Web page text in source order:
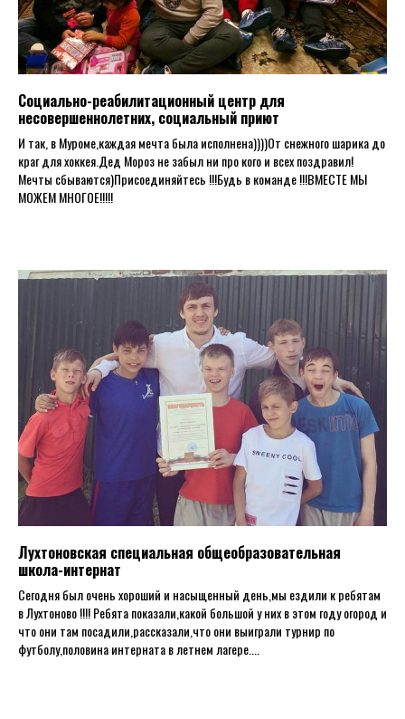
Социально-реабилитационный центр для
несовершеннолетних, социальный приют
И так, в Муроме,каждая мечта была исполнена))))От снежного шарика до
краг для хоккея.Дед Мороз не забыл ни про кого и всех поздравил!
Мечты сбываются)Присоединяйтесь !!!Будь в команде !!!ВМЕСТЕ МЫ
МОЖЕМ МНОГОЕ!!!!!
Лухтоновская специальная общеобразовательная
школа-интернат
Сегодня был очень хороший и насыщенный день,мы ездили к ребятам
в Лухтоново !!!! Ребята показали,какой большой у них в этом году огород и
что они там посадили,рассказали,что они выиграли турнир по
футболу,половина интерната в летнем лагере....